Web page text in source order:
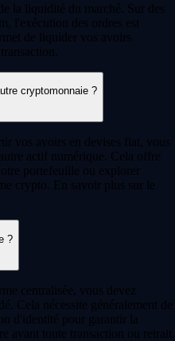
la liquidité du marché. Sur des
l'exécution des ordres est
de liquider vos avoirs
cryptomonnaie ?
vos avoirs en devises fiat, vous
actif numérique. Cela offre
portefeuille ou explorer
crypto. En savoir plus sur le
?
centralisée, vous devez
Cela nécessite généralement de
d'identité pour garantir la
avant toute transaction ou retrait.